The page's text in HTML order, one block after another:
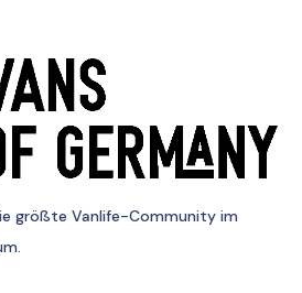
größte Vanlife-Community im